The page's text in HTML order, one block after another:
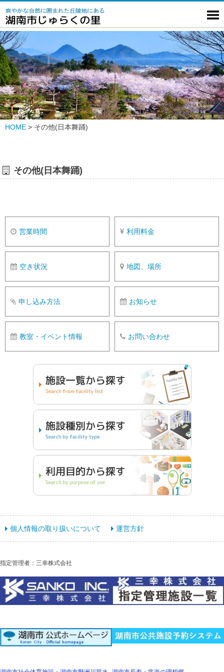
HOME > その他(日本舞踊)
その他(日本舞踊)
営業時間 利用料金
空き状況 地図、場所
申し込み方法 お知らせ
教室・イベント情報 お問い合わせ
個人情報の取り扱いについて 運営方針
指定管理者：三幸株式会社